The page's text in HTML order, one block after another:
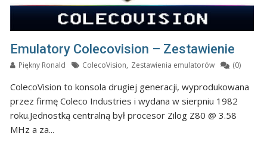
Emulatory Colecovision – Zestawienie
Piękny Ronald ColecoVision, Zestawienia emulatorów (0)
ColecoVision to konsola drugiej generacji, wyprodukowana
przez firmę Coleco Industries i wydana w sierpniu 1982
roku.Jednostką centralną był procesor Zilog Z80 @ 3.58
MHz a za...